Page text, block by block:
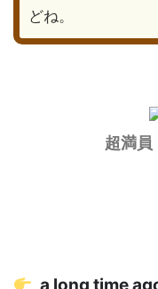
どね。
超満員